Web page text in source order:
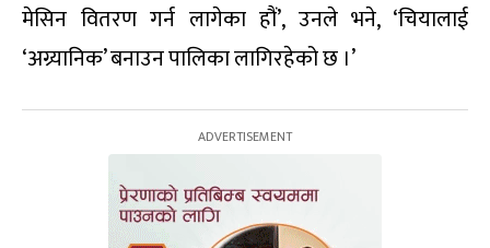
मेसिन वितरण गर्न लागेका हौं’, उनले भने, ‘चियालाई
‘अग्र्यानिक’ बनाउन पालिका लागिरहेको छ ।’